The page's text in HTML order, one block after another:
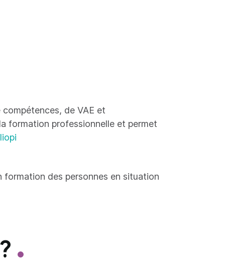
de VAE et
formation professionnelle et permet
des personnes en situation